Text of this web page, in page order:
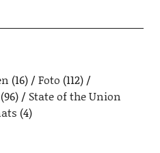
(16) Foto (112)
State of the Union
(4)